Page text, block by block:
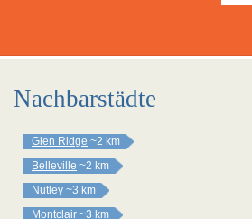
Nachbarstädte
Glen Ridge ~2 km
Belleville ~2 km
Nutley ~3 km
Montclair ~3 km